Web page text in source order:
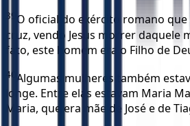
39 O oficial do exército romano
cruz, vendo Jesus morrer daquele
fato, este homem era o Filho de
40 Algumas mulheres também
longe. Entre elas estavam Maria
Maria, que era mãe de José e de